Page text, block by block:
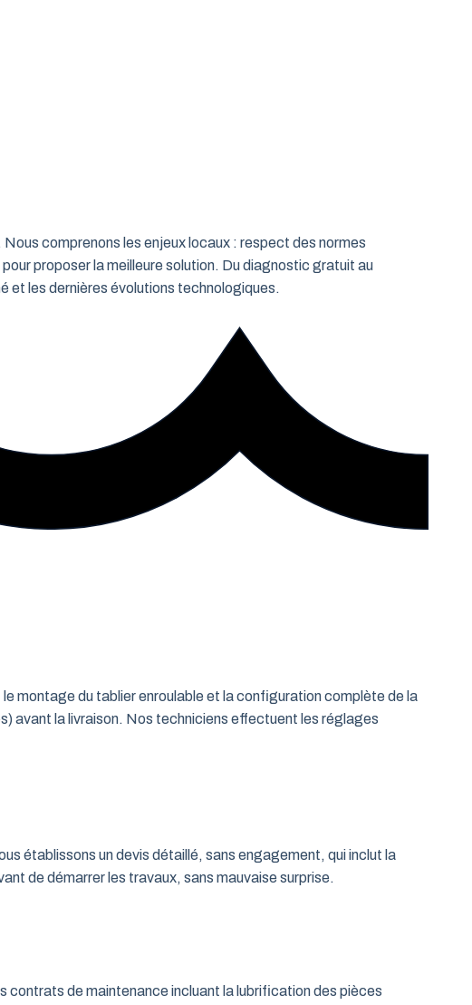
comprenons les enjeux locaux : respect des normes
proposer la meilleure solution. Du diagnostic gratuit au
et les dernières évolutions technologiques.
montage du tablier enroulable et la configuration complète de la
avant la livraison. Nos techniciens effectuent les réglages
établissons un devis détaillé, sans engagement, qui inclut la
de démarrer les travaux, sans mauvaise surprise.
contrats de maintenance incluant la lubrification des pièces